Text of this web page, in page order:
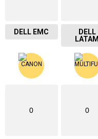
DELL EMC
DELL
LATAM
0 0